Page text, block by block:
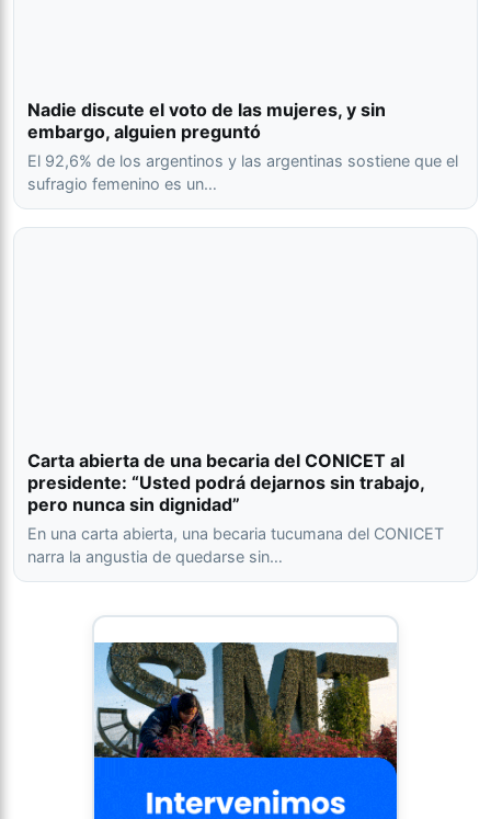
Nadie discute el voto de las mujeres, y sin
embargo, alguien preguntó
El 92,6% de los argentinos y las argentinas sostiene que el
sufragio femenino es un…
Carta abierta de una becaria del CONICET al
presidente: “Usted podrá dejarnos sin trabajo,
pero nunca sin dignidad”
En una carta abierta, una becaria tucumana del CONICET
narra la angustia de quedarse sin…